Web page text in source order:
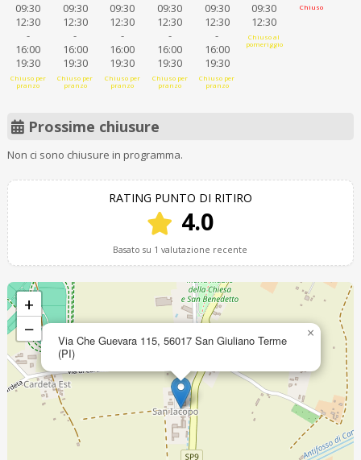
09:30
12:30
-
16:00
19:30
Chiuso per
pranzo
09:30
12:30
-
16:00
19:30
Chiuso per
pranzo
09:30
12:30
-
16:00
19:30
Chiuso per
pranzo
09:30
12:30
-
16:00
19:30
Chiuso per
pranzo
09:30
12:30
-
16:00
19:30
Chiuso per
pranzo
09:30
12:30
Chiuso al
pomeriggio
Chiuso
Prossime chiusure
Non ci sono chiusure in programma.
RATING PUNTO DI RITIRO
4.0
Basato su 1 valutazione recente
Via Che Guevara 115, 56017 San Giuliano Terme
(PI)
×
+
−